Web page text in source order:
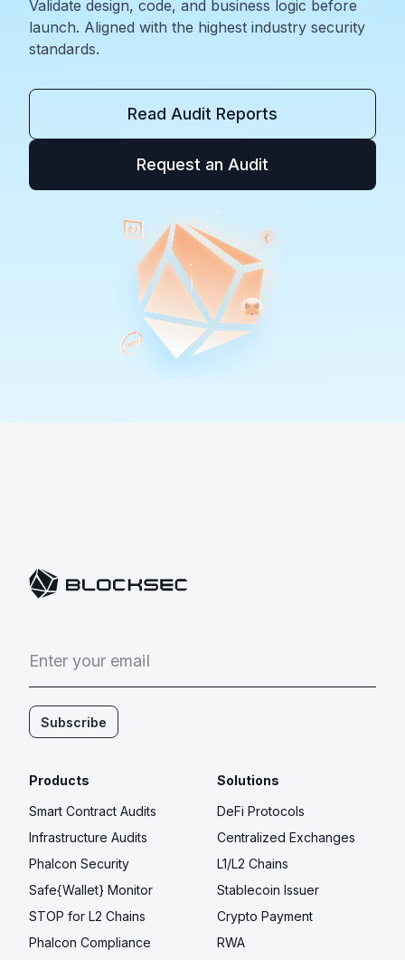
Validate design, code, and business logic before
launch. Aligned with the highest industry security
standards.
Read Audit Reports
Request an Audit
Enter your email
Subscribe
Products
Smart Contract Audits
Infrastructure Audits
Phalcon Security
Safe{Wallet} Monitor
STOP for L2 Chains
Phalcon Compliance
Solutions
DeFi Protocols
Centralized Exchanges
L1/L2 Chains
Stablecoin Issuer
Crypto Payment
RWA